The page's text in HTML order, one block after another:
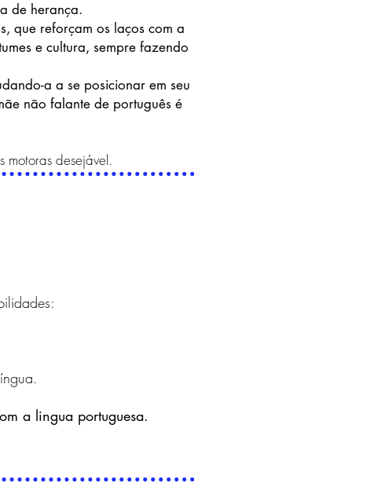
de herança.
que reforçam os laços com a
e cultura, sempre fazendo
a a se posicionar em seu
não falante de português é
desejável.
íngua.
a lingua portuguesa.